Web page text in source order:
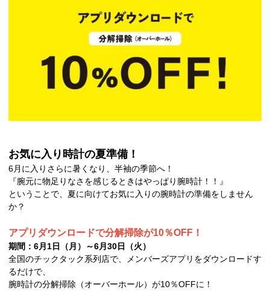
お気に入り時計の夏準備！
6月に入りさらに暑くなり、半袖の季節へ！
『腕元に物足りなさを感じるときはやっぱり腕時計！！』
ということで、夏に向けてお気に入りの腕時計の準備をしません
か？
アプリダウンロードで分解掃除が10％OFF！
期間：6月1日（月）～6月30日（火）
全国のチックタック系列店で、メンバーズアプリをダウンロードす
るだけで、
腕時計の分解掃除（オーバーホール）が10％OFFに！